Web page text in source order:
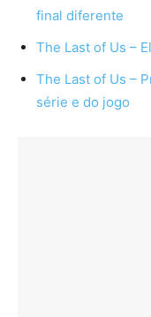
final diferente
The Last of Us –
The Last of Us –
série e do jogo